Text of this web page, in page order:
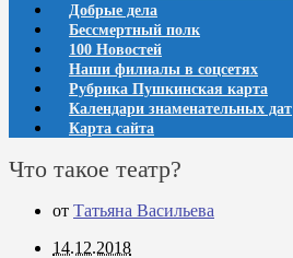
Добрые дела
Бессмертный полк
100 Новостей
Наши филиалы в соцсетях
Рубрика Пушкинская карта
Календари знаменательных дат
Карта сайта
Что такое театр?
от Татьяна Васильева
14.12.2018